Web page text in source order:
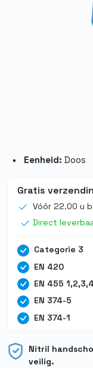
Eenheid: Doos
Gratis
Vóór 22.00 u
Direct
Categorie 3
EN 420
EN 455
EN 374-5
EN 374-1
Nitril
veilig.